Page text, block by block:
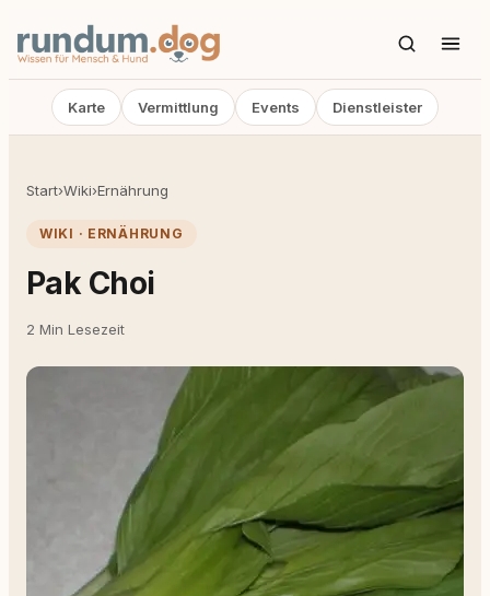
Karte Vermittlung Events Dienstleister
Start›Wiki›Ernährung
WIKI · ERNÄHRUNG
Pak Choi
2 Min Lesezeit